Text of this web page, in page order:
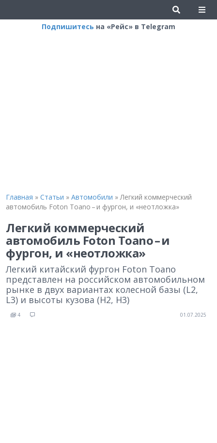
Подпишитесь на «Рейс» в Telegram
Главная » Статьи » Автомобили »Легкий коммерческий
автомобиль Foton Toano – и фургон, и «неотложка»
Легкий коммерческий
автомобиль Foton Toano – и
фургон, и «неотложка»
Легкий китайский фургон Foton Toano
представлен на российском автомобильном
рынке в двух вариантах колесной базы (L2,
L3) и высоты кузова (H2, H3)
4 01.07.2025